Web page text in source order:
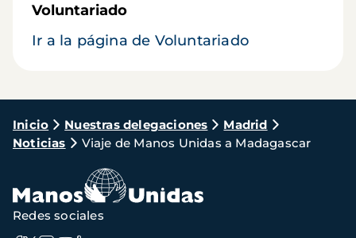
Voluntariado
Ir a la página de Voluntariado
Ruta
de
navegación
Inicio Nuestras delegaciones
Madrid
Noticias
Viaje de Manos Unidas a Madagascar
Redes sociales